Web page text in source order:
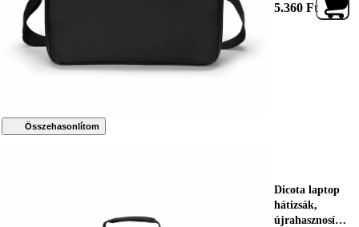
Összehasonlítom
5.360 Ft
Dicota laptop
hátizsák,
újrahasznosítot